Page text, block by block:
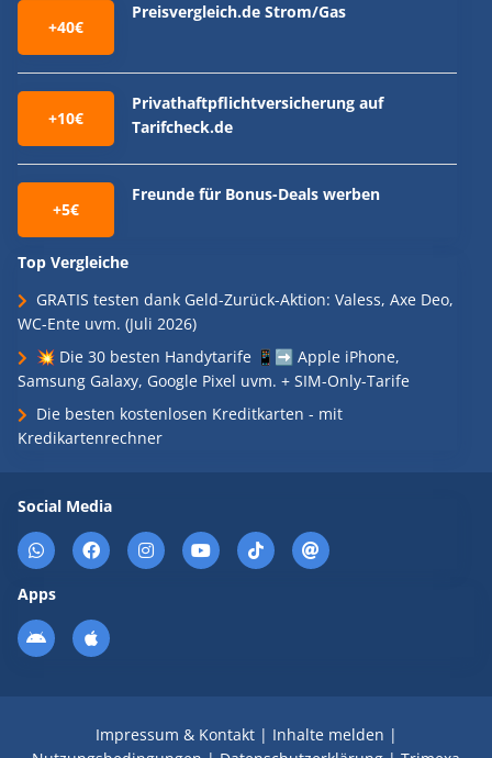
+40€
Preisvergleich.de Strom/Gas
+10€
Privathaftpflichtversicherung auf
Tarifcheck.de
+5€
Freunde für Bonus-Deals werben
Top Vergleiche
GRATIS testen dank Geld-Zurück-Aktion: Valess, Axe Deo,
WC-Ente uvm. (Juli 2026)
💥 Die 30 besten Handytarife 📱➡️ Apple iPhone,
Samsung Galaxy, Google Pixel uvm. + SIM-Only-Tarife
Die besten kostenlosen Kreditkarten - mit
Kredikartenrechner
Social Media
Apps
Impressum & Kontakt| Inhalte melden |